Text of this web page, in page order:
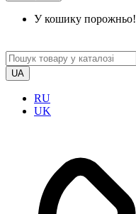
У кошику порожньо!
UA
RU
UK